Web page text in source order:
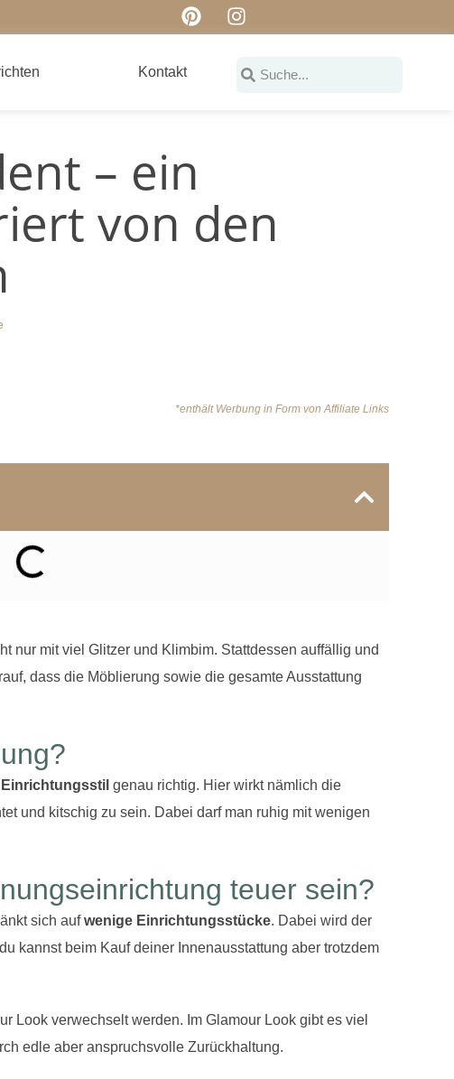
Kontakt
– ein
von den
*enthält Werbung in Form von Affiliate Links
nur mit viel Glitzer und Klimbim. Stattdessen auffällig und
dass die Möblierung sowie die gesamte Ausstattung
genau richtig. Hier wirkt nämlich die
und kitschig zu sein. Dabei darf man ruhig mit wenigen
teuer sein?
sich aufwenige Einrichtungsstücke. Dabei wird der
kannst beim Kauf deiner Innenausstattung aber trotzdem
Look verwechselt werden. Im Glamour Look gibt es viel
edle aber anspruchsvolle Zurückhaltung.